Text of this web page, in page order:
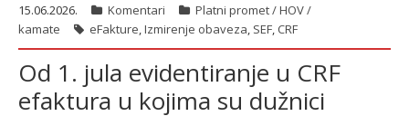
15.06.2026. Komentari
Platni promet / HOV /
kamate
eFakture,Izmirenje obaveza, SEF, CRF
Od 1. jula evidentiranje u CRF
efaktura u kojima su dužnici